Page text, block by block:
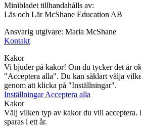
Minibladet tillhandahålls av:
Läs och Lär McShane Education AB
Ansvarig utgivare: Maria McShane
Kontakt
Kakor
Vi bjuder på kakor! Om du tycker det är
"Acceptera alla". Du kan såklart välja
genom att klicka på "Inställningar".
InställningarAcceptera alla
Kakor
Välj vilken typ av kakor du vill acceptera.
sparas i ett år.